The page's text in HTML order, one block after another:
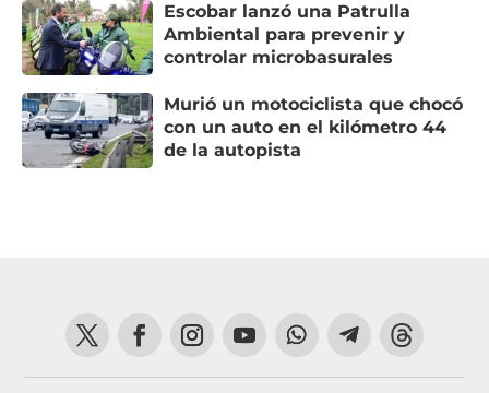
Escobar lanzó una Patrulla
Ambiental para prevenir y
controlar microbasurales
Murió un motociclista que chocó
con un auto en el kilómetro 44
de la autopista